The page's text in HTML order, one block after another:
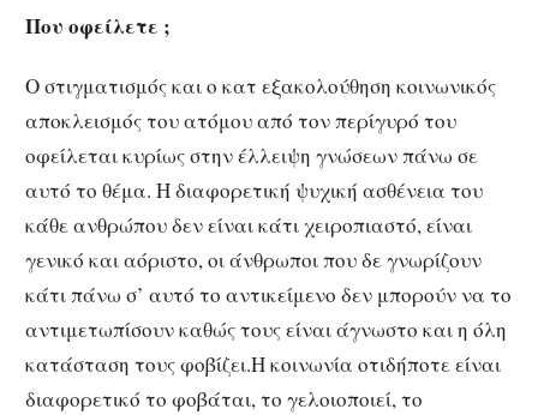
Που οφείλετε ;
Ο στιγματισμός και ο κατ εξακολούθηση κοινωνικός
αποκλεισμός του ατόμου από τον περίγυρό του
οφείλεται κυρίως στην έλλειψη γνώσεων πάνω σε
αυτό το θέμα. Η διαφορετική ψυχική ασθένεια του
κάθε ανθρώπου δεν είναι κάτι χειροπιαστό, είναι
γενικό και αόριστο, οι άνθρωποι που δε γνωρίζουν
κάτι πάνω σ’ αυτό το αντικείμενο δεν μπορούν να το
αντιμετωπίσουν καθώς τους είναι άγνωστο και η όλη
κατάσταση τους φοβίζει.Η κοινωνία οτιδήποτε είναι
διαφορετικό το φοβάται, το γελοιοποιεί, το